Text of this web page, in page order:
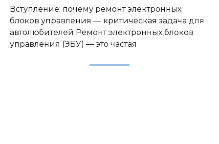
Вступление: почему ремонт электронных
блоков управления — критическая задача для
автолюбителей Ремонт электронных блоков
управления (ЭБУ) — это частая